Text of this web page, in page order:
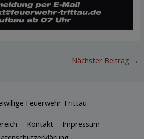
Nächster Beitrag →
Feuerwehr Trittau
Kontakt
Impressum